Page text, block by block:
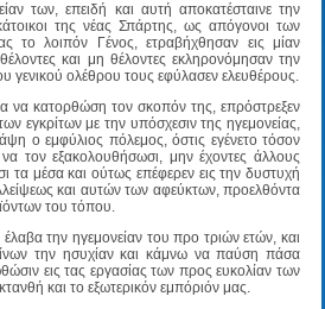
των, επειδή και αυτή αποκατέσταινε την
της νέας Σπάρτης, ως απόγονοι των
το λοιπόν Γένος, ετραβήχθησαν εις μίαν
και μη θέλοντες εκληρονόμησαν την
γενικού ολέθρου τους εφύλασεν ελευθέρους.
να κατορθώση τον σκοπόν της, επρόστρεξεν
εγκρίτων με την υπόσχεσιν της ηγεμονείας,
ο εμφύλιος πόλεμος, όστις εγένετο τόσον
τον εξακολουθήσωσι, μην έχοντες άλλους
τα μέσα και ούτως επέφερεν εις την δυστυχή
και αυτών των αφεύκτων, προελθόντα
του τόπου.
την ηγεμονείαν του προ τριών ετών, και
την ησυχίαν και κάμνω να παύση πάσα
εις τας εργασίας των προς ευκολίαν των
και το εξωτερικόν εμπόριόν μας.